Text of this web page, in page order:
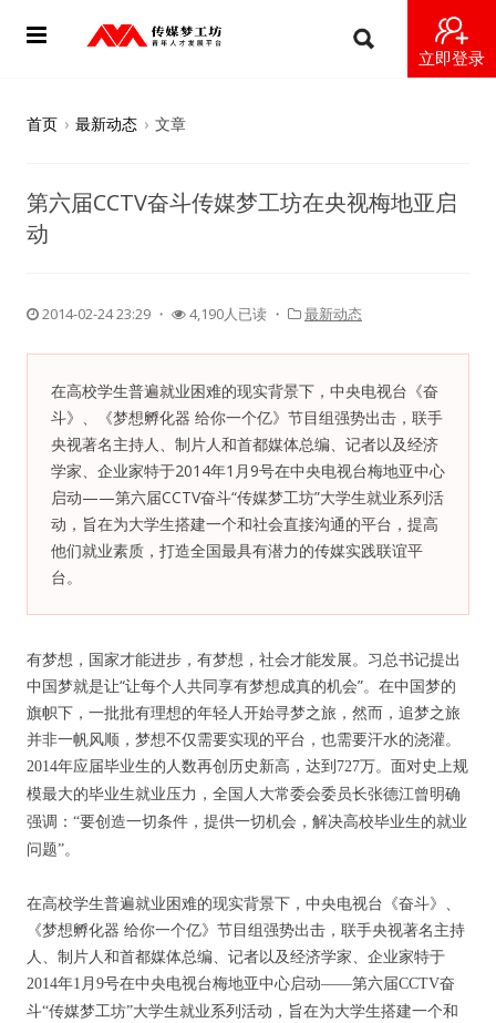
立即登录
导师
视频
梦工坊视频
纪录片1 梦想开始的地方
纪录片2 青年人不同活法
纪录片3 我们都是青年偶像
往届
出彩2016
变革2015
逐梦2014
精彩2012
梦工坊圈
首页 › 最新动态 › 文章
第六届CCTV奋斗传媒梦工坊在央视梅地亚启
动
2014-02-24 23:29 ・ 4,190人已读 ・ 最新动态
在高校学生普遍就业困难的现实背景下，中央电视台《奋
斗》、《梦想孵化器 给你一个亿》节目组强势出击，联手
央视著名主持人、制片人和首都媒体总编、记者以及经济
学家、企业家特于2014年1月9号在中央电视台梅地亚中心
启动——第六届CCTV奋斗“传媒梦工坊”大学生就业系列活
动，旨在为大学生搭建一个和社会直接沟通的平台，提高
他们就业素质，打造全国最具有潜力的传媒实践联谊平
台。
有梦想，国家才能进步，有梦想，社会才能发展。习总书记提出
中国梦就是让“让每个人共同享有梦想成真的机会”。在中国梦的
旗帜下，一批批有理想的年轻人开始寻梦之旅，然而，追梦之旅
并非一帆风顺，梦想不仅需要实现的平台，也需要汗水的浇灌。
2014年应届毕业生的人数再创历史新高，达到 727万。面对史上规
模最大的毕业生就业压力，全国人大常委会委员长张德江曾明确
强调：“要创造一切条件，提供一切机会，解决高校毕业生的就业
问题”。
在高校学生普遍就业困难的现实背景下，中央电视台《奋斗》、
《梦想孵化器 给你一个亿》节目组强势出击，联手央视著名主持
人、制片人和首都媒体总编、记者以及经济学家、企业家特于
2014年1 月 9号在中央电视台梅地亚中心启动——第六届CCTV奋
斗“传媒梦工坊”大学生就业系列活动，旨在为大学生搭建一个和